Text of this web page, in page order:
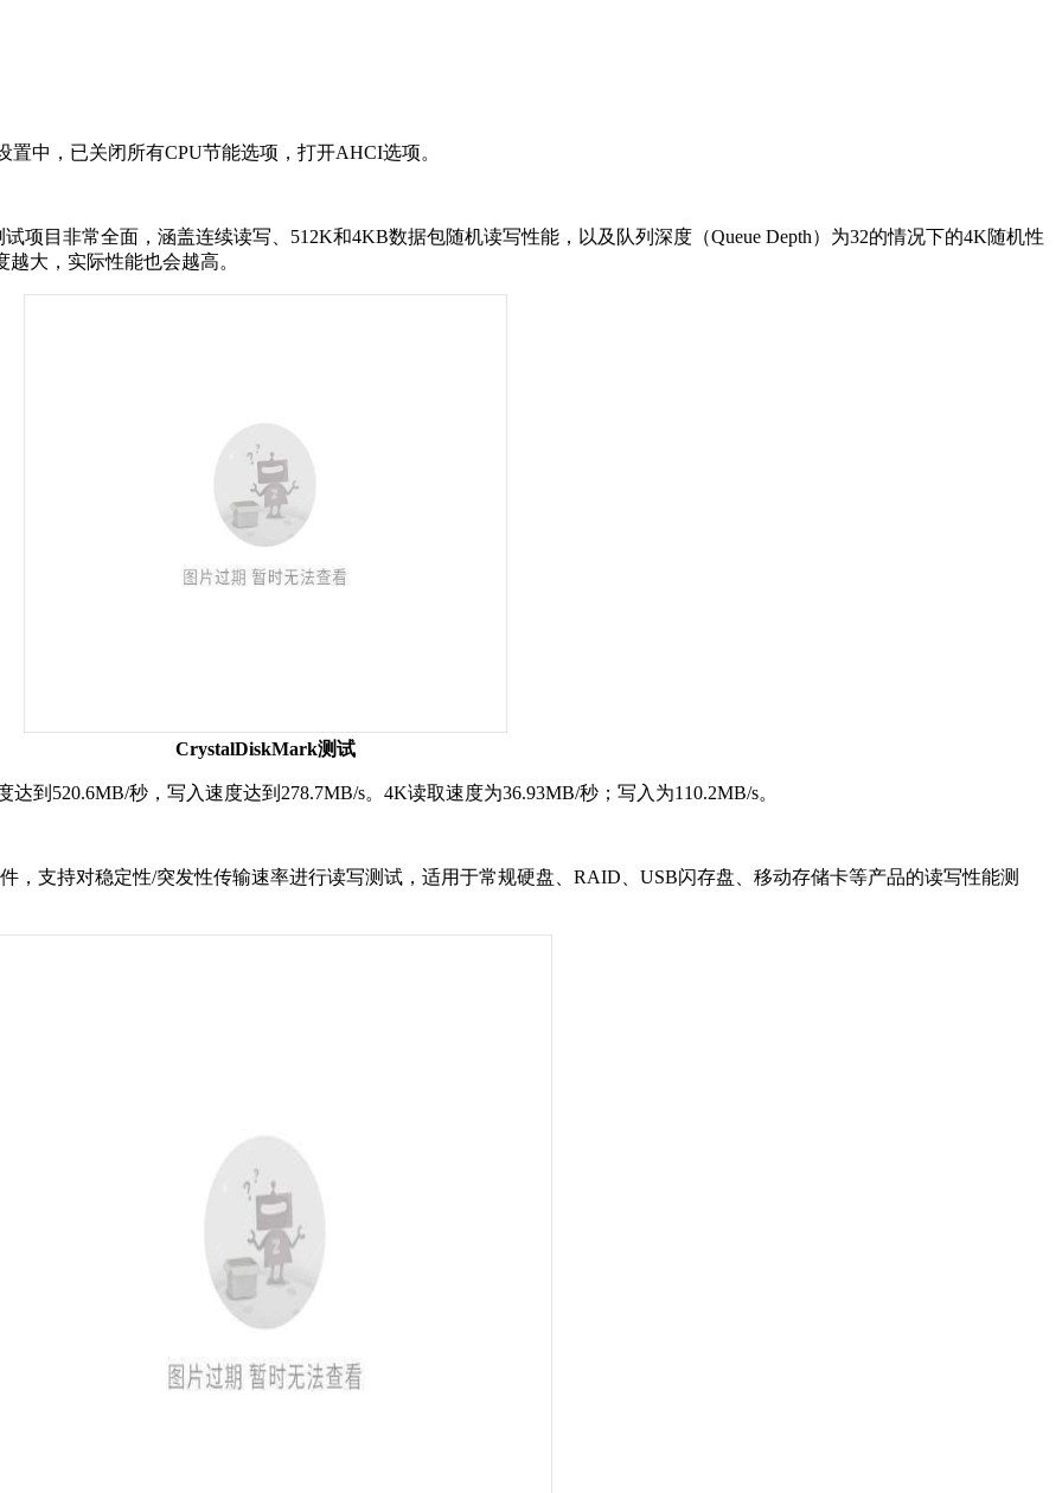
置中，已关闭所有CPU节能选项，打开AHCI选项。
试项目非常全面，涵盖连续读写、512K和4KB数据包随机读写性能，以及队列深度（Queue Depth）为32的情况下的4K随机性
大，实际性能也会越高。
CrystalDiskMark测试
达到520.6MB/秒，写入速度达到278.7MB/s。4K读取速度为36.93MB/秒；写入为110.2MB/s。
支持对稳定性/突发性传输速率进行读写测试，适用于常规硬盘、RAID、USB闪存盘、移动存储卡等产品的读写性能测